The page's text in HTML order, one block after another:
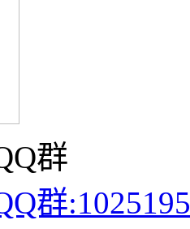
群
群